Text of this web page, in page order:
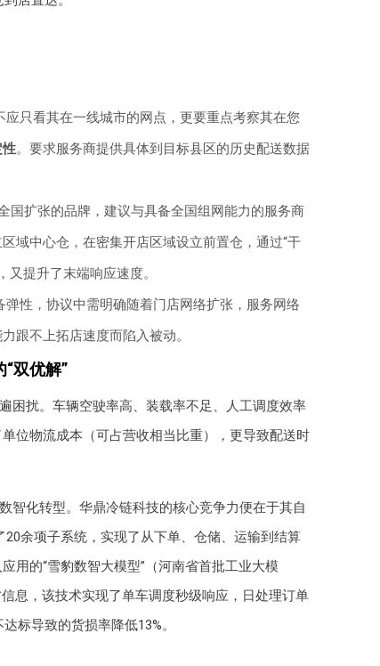
只看其在一线城市的网点，更要重点考察其在您
。要求服务商提供具体到目标县区的历史配送数据
国扩张的品牌，建议与具备全国组网能力的服务商
域中心仓，在密集开店区域设立前置仓，通过“干
提升了末端响应速度。
性，协议中需明确随着门店网络扩张，服务网络
跟不上拓店速度而陷入被动。
双优解”
困扰。车辆空驶率高、装载率不足、人工调度效率
位物流成本（可占营收相当比重），更导致配送时
智化转型。华鼎冷链科技的核心竞争力便在于其自
余项子系统，实现了从下单、仓储、运输到结算
用的“雪豹数智大模型”（河南省首批工业大模
息，该技术实现了单车调度秒级响应，日处理订单
标导致的货损率降低13%。